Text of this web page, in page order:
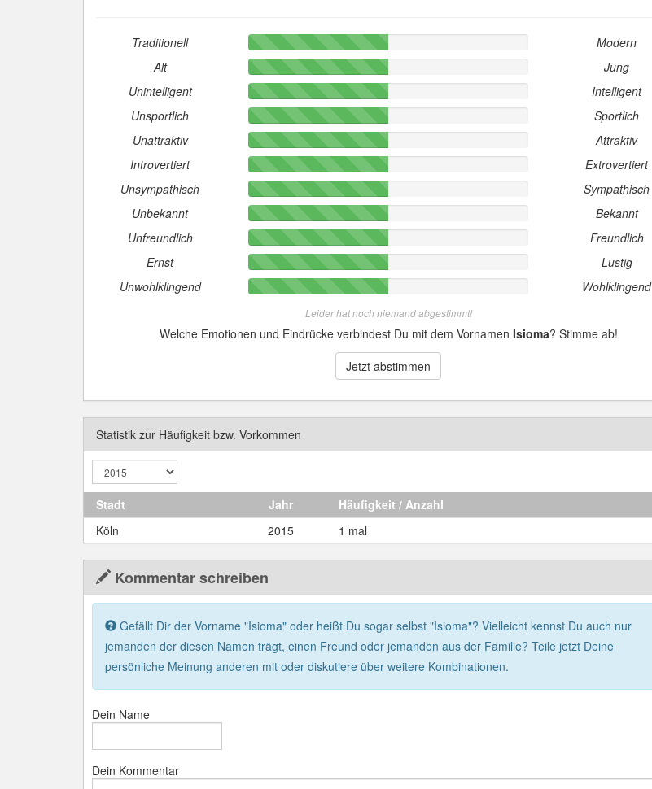
Traditionell
Modern
Alt
Jung
Unintelligent
Intelligent
Unsportlich
Sportlich
Unattraktiv
Attraktiv
Introvertiert
Extrovertiert
Unsympathisch
Sympathisch
Unbekannt
Bekannt
Unfreundlich
Freundlich
Ernst
Lustig
Unwohlklingend
Wohlklingend
Leider hat noch niemand abgestimmt!
Welche Emotionen und Eindrücke verbindest Du mit dem Vornamen Isioma? Stimme ab!
Jetzt abstimmen
Statistik zur Häufigkeit bzw. Vorkommen
Stadt Jahr
Häufigkeit / Anzahl
Köln
2015 1 mal
Kommentar schreiben
Gefällt Dir der Vorname "Isioma" oder heißt Du sogar selbst "Isioma"? Vielleicht kennst Du auch nur
jemanden der diesen Namen trägt, einen Freund oder jemanden aus der Familie? Teile jetzt Deine
persönliche Meinung anderen mit oder diskutiere über weitere Kombinationen.
Dein Name
Dein Kommentar